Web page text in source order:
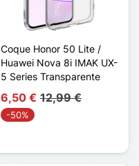
Coque Honor 50 Lite /
Huawei Nova 8i IMAK UX-
5 Series Transparente
6,50 € 12,99 €
-50%